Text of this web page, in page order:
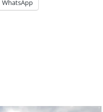
WhatsApp